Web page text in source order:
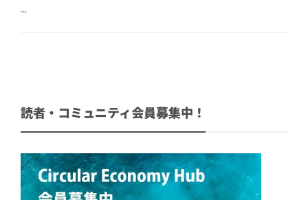
...
読者・コミュニティ会員募集中！